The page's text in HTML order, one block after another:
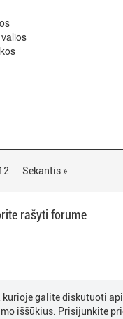
Sekantis »
rašyti forume
kurioje galite diskutuoti
iššūkius. Prisijunkite